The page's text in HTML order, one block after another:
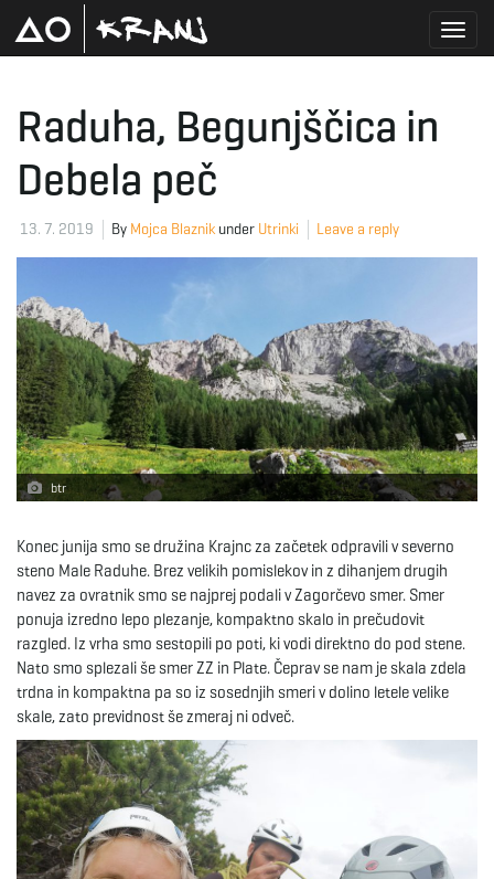
g
g
l
Raduha, Begunjščica in
Debela peč
13. 7. 2019 By Mojca Blaznik under Utrinki Leave a reply
btr
Konec junija smo se družina Krajnc za začetek odpravili v severno
steno Male Raduhe. Brez velikih pomislekov in z dihanjem drugih
navez za ovratnik smo se najprej podali v Zagorčevo smer. Smer
ponuja izredno lepo plezanje, kompaktno skalo in prečudovit
razgled. Iz vrha smo sestopili po poti, ki vodi direktno do pod stene.
Nato smo splezali še smer ZZ in Plate. Čeprav se nam je skala zdela
trdna in kompaktna pa so iz sosednjih smeri v dolino letele velike
skale, zato previdnost še zmeraj ni odveč.